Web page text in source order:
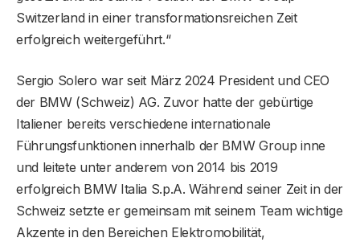
Switzerland in einer transformationsreichen Zeit
erfolgreich weitergeführt.“
Sergio Solero war seit März 2024 President und CEO
der BMW (Schweiz) AG. Zuvor hatte der gebürtige
Italiener bereits verschiedene internationale
Führungsfunktionen innerhalb der BMW Group inne
und leitete unter anderem von 2014 bis 2019
erfolgreich BMW Italia S.p.A. Während seiner Zeit in der
Schweiz setzte er gemeinsam mit seinem Team wichtige
Akzente in den Bereichen Elektromobilität,